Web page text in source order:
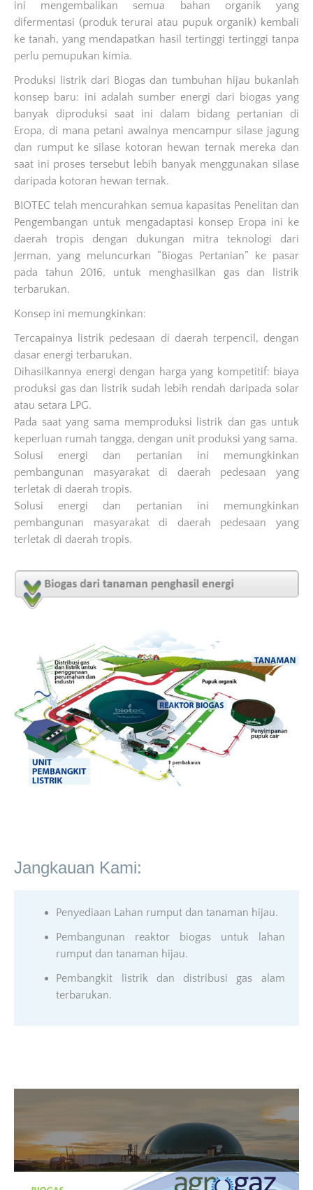
ini mengembalikan semua bahan organik yang
difermentasi (produk terurai atau pupuk organik) kembali
ke tanah, yang mendapatkan hasil tertinggi tertinggi tanpa
perlu pemupukan kimia.
Produksi listrik dari Biogas dan tumbuhan hijau bukanlah
konsep baru: ini adalah sumber energi dari biogas yang
banyak diproduksi saat ini dalam bidang pertanian di
Eropa, di mana petani awalnya mencampur silase jagung
dan rumput ke silase kotoran hewan ternak mereka dan
saat ini proses tersebut lebih banyak menggunakan silase
daripada kotoran hewan ternak.
BIOTEC telah mencurahkan semua kapasitas Penelitan dan
Pengembangan untuk mengadaptasi konsep Eropa ini ke
daerah tropis dengan dukungan mitra teknologi dari
Jerman, yang meluncurkan “Biogas Pertanian” ke pasar
pada tahun 2016, untuk menghasilkan gas dan listrik
terbarukan.
Konsep ini memungkinkan:
Tercapainya listrik pedesaan di daerah terpencil, dengan
dasar energi terbarukan.
Dihasilkannya energi dengan harga yang kompetitif: biaya
produksi gas dan listrik sudah lebih rendah daripada solar
atau setara LPG.
Pada saat yang sama memproduksi listrik dan gas untuk
keperluan rumah tangga, dengan unit produksi yang sama.
Solusi energi dan pertanian ini memungkinkan
pembangunan masyarakat di daerah pedesaan yang
terletak di daerah tropis.
Solusi energi dan pertanian ini memungkinkan
pembangunan masyarakat di daerah pedesaan yang
terletak di daerah tropis.
Jangkauan Kami:
Penyediaan Lahan rumput dan tanaman hijau.
Pembangunan reaktor biogas untuk lahan
rumput dan tanaman hijau.
Pembangkit listrik dan distribusi gas alam
terbarukan.